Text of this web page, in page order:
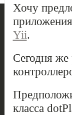
Хочу
Yii.
Сегодня же
класса